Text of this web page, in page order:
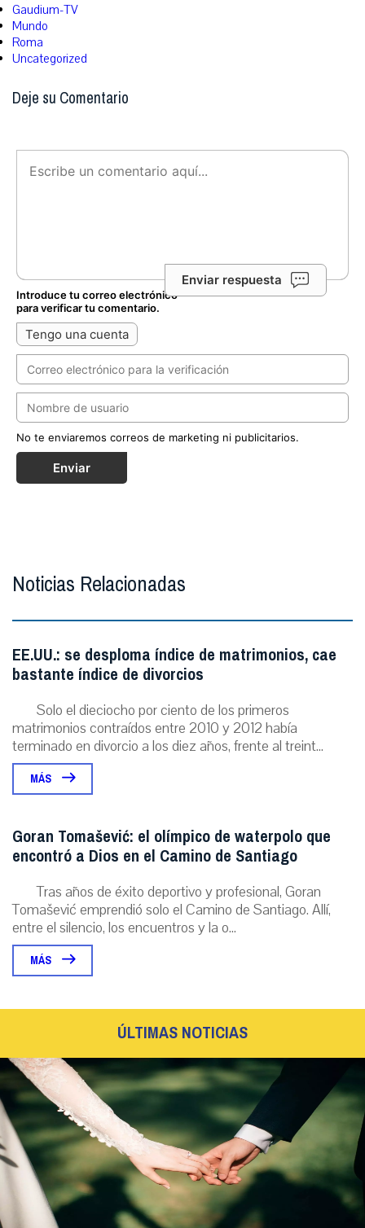
Gaudium-TV
Mundo
Roma
Uncategorized
Deje su Comentario
Enviar respuesta
Introduce tu correo electrónico
para verificar tu comentario.
Tengo una cuenta
No te enviaremos correos de marketing ni publicitarios.
Enviar
Noticias Relacionadas
EE.UU.: se desploma índice de matrimonios, cae
bastante índice de divorcios
Solo el dieciocho por ciento de los primeros
matrimonios contraídos entre 2010 y 2012 había
terminado en divorcio a los diez años, frente al treint...
MÁS
Goran Tomašević: el olímpico de waterpolo que
encontró a Dios en el Camino de Santiago
Tras años de éxito deportivo y profesional, Goran
Tomašević emprendió solo el Camino de Santiago. Allí,
entre el silencio, los encuentros y la o...
MÁS
ÚLTIMAS NOTICIAS